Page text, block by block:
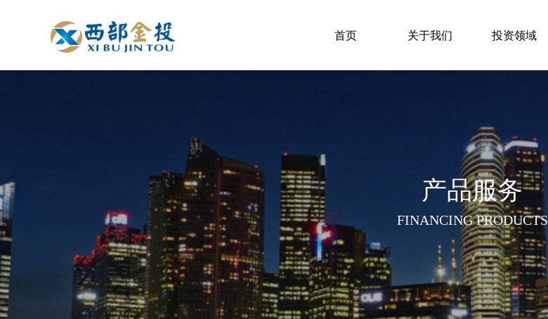
首页 关于我们 投资领域
产品服务
FINANCING PRODUCTS